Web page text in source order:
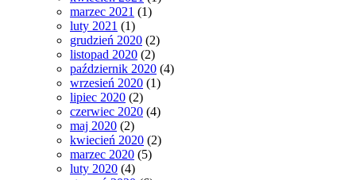
marzec 2021 (1)
luty 2021 (1)
grudzień 2020 (2)
listopad 2020 (2)
październik 2020 (4)
wrzesień 2020 (1)
lipiec 2020 (2)
czerwiec 2020 (4)
maj 2020 (2)
kwiecień 2020 (2)
marzec 2020 (5)
luty 2020 (4)